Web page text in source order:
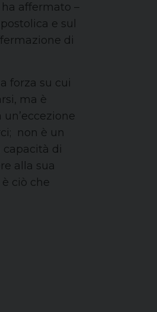
affermato –
e sul
di
forza su cui
ma è
non è un
capacità di
alla sua
ciò che